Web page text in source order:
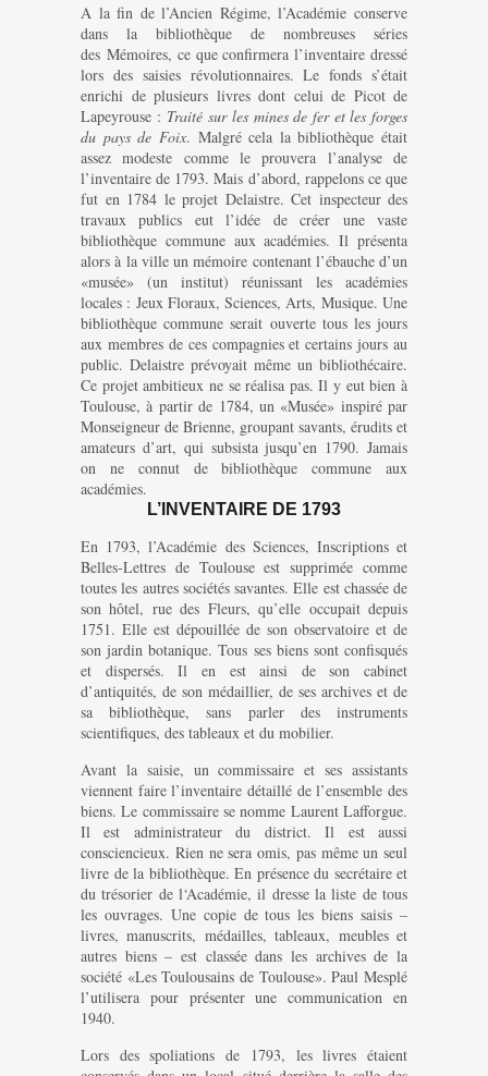
A la fin de l’Ancien Régime, l’Académie conserve
dans la bibliothèque de nombreuses séries
des Mémoires, ce que confirmera l’inventaire dressé
lors des saisies révolutionnaires. Le fonds s’était
enrichi de plusieurs livres dont celui de Picot de
Lapeyrouse : Traité sur les mines de fer et les forges
du pays de Foix. Malgré cela la bibliothèque était
assez modeste comme le prouvera l’analyse de
l’inventaire de 1793. Mais d’abord, rappelons ce que
fut en 1784 le projet Delaistre. Cet inspecteur des
travaux publics eut l’idée de créer une vaste
bibliothèque commune aux académies. Il présenta
alors à la ville un mémoire contenant l’ébauche d’un
«musée» (un institut) réunissant les académies
locales : Jeux Floraux, Sciences, Arts, Musique. Une
bibliothèque commune serait ouverte tous les jours
aux membres de ces compagnies et certains jours au
public. Delaistre prévoyait même un bibliothécaire.
Ce projet ambitieux ne se réalisa pas. Il y eut bien à
Toulouse, à partir de 1784, un «Musée» inspiré par
Monseigneur de Brienne, groupant savants, érudits et
amateurs d’art, qui subsista jusqu’en 1790. Jamais
on ne connut de bibliothèque commune aux
académies.
L’INVENTAIRE DE 1793
En 1793, l’Académie des Sciences, Inscriptions et
Belles-Lettres de Toulouse est supprimée comme
toutes les autres sociétés savantes. Elle est chassée de
son hôtel, rue des Fleurs, qu’elle occupait depuis
1751. Elle est dépouillée de son observatoire et de
son jardin botanique. Tous ses biens sont confisqués
et dispersés. Il en est ainsi de son cabinet
d’antiquités, de son médaillier, de ses archives et de
sa bibliothèque, sans parler des instruments
scientifiques, des tableaux et du mobilier.
Avant la saisie, un commissaire et ses assistants
viennent faire l’inventaire détaillé de l’ensemble des
biens. Le commissaire se nomme Laurent Lafforgue.
Il est administrateur du district. Il est aussi
consciencieux. Rien ne sera omis, pas même un seul
livre de la bibliothèque. En présence du secrétaire et
du trésorier de l‘Académie, il dresse la liste de tous
les ouvrages. Une copie de tous les biens saisis –
livres, manuscrits, médailles, tableaux, meubles et
autres biens – est classée dans les archives de la
société «Les Toulousains de Toulouse». Paul Mesplé
l’utilisera pour présenter une communication en
1940.
Lors des spoliations de 1793, les livres étaient